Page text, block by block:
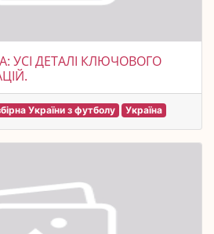
УСІ ДЕТАЛІ КЛЮЧОВОГО
України з футболу Україна